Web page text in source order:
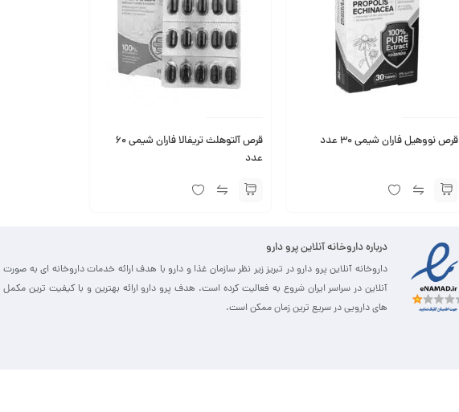
قرص نووهیل فاران شیمی 30 عدد
قرص آلتوهلث تریفالا فاران شیمی 60
عدد
درباره داروخانه آنلاین پرو دارو
داروخانه آنلاین پرو دارو در تبریز زیر نظر سازمان غذا و دارو با هدف ارائه خدمات داروخانه ای به صورت
آنلاین در سراسر ایران شروع به فعالیت کرده است. هدف پرو دارو ارائه بهترین و با کیفیت ترین مکمل
های دارویی در سریع ترین زمان ممکن است.